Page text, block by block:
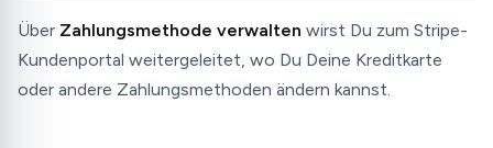
Über Zahlungsmethode verwalten wirst Du zum Stripe-
Kundenportal weitergeleitet, wo Du Deine Kreditkarte
oder andere Zahlungsmethoden ändern kannst.